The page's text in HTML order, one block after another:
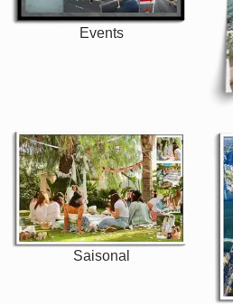
Events
Saisonal